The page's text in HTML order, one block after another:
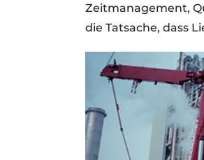
Zeitmanagement,
die Tatsache, dass